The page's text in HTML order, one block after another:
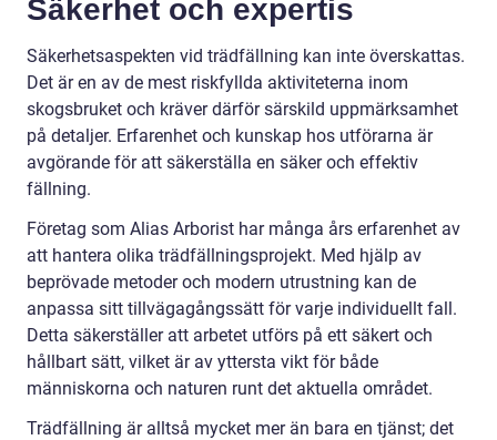
Säkerhet och expertis
Säkerhetsaspekten vid trädfällning kan inte överskattas.
Det är en av de mest riskfyllda aktiviteterna inom
skogsbruket och kräver därför särskild uppmärksamhet
på detaljer. Erfarenhet och kunskap hos utförarna är
avgörande för att säkerställa en säker och effektiv
fällning.
Företag som Alias Arborist har många års erfarenhet av
att hantera olika trädfällningsprojekt. Med hjälp av
beprövade metoder och modern utrustning kan de
anpassa sitt tillvägagångssätt för varje individuellt fall.
Detta säkerställer att arbetet utförs på ett säkert och
hållbart sätt, vilket är av yttersta vikt för både
människorna och naturen runt det aktuella området.
Trädfällning är alltså mycket mer än bara en tjänst; det